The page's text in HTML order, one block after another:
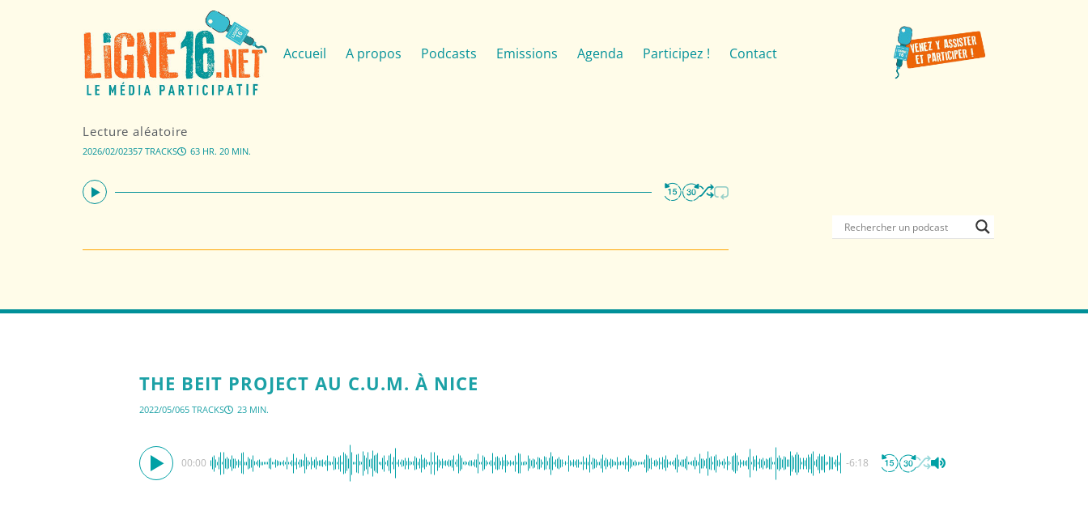
Accueil A propos Podcasts Emissions Agenda Participez ! Contact
Lecture aléatoire
2026/02/02357 TRACKS 63 HR. 20 MIN.
THE BEIT PROJECT AU C.U.M. À NICE
2022/05/065 TRACKS 23 MIN.
00:00 -6:18